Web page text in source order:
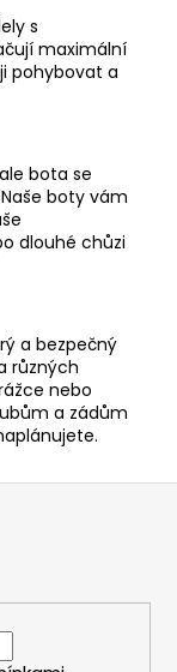
s
maximální
pohybovat a
bota se
boty vám
dlouhé chůzi
a bezpečný
různých
nebo
a zádům